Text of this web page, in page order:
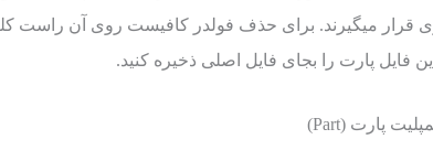
این فایل پارت را بجای فایل اصلی ذخیره کنید.